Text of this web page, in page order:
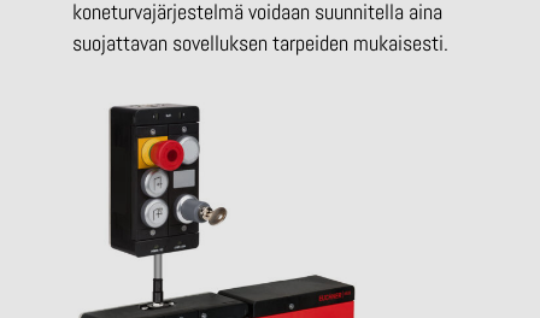
koneturvajärjestelmä voidaan suunnitella aina
suojattavan sovelluksen tarpeiden mukaisesti.